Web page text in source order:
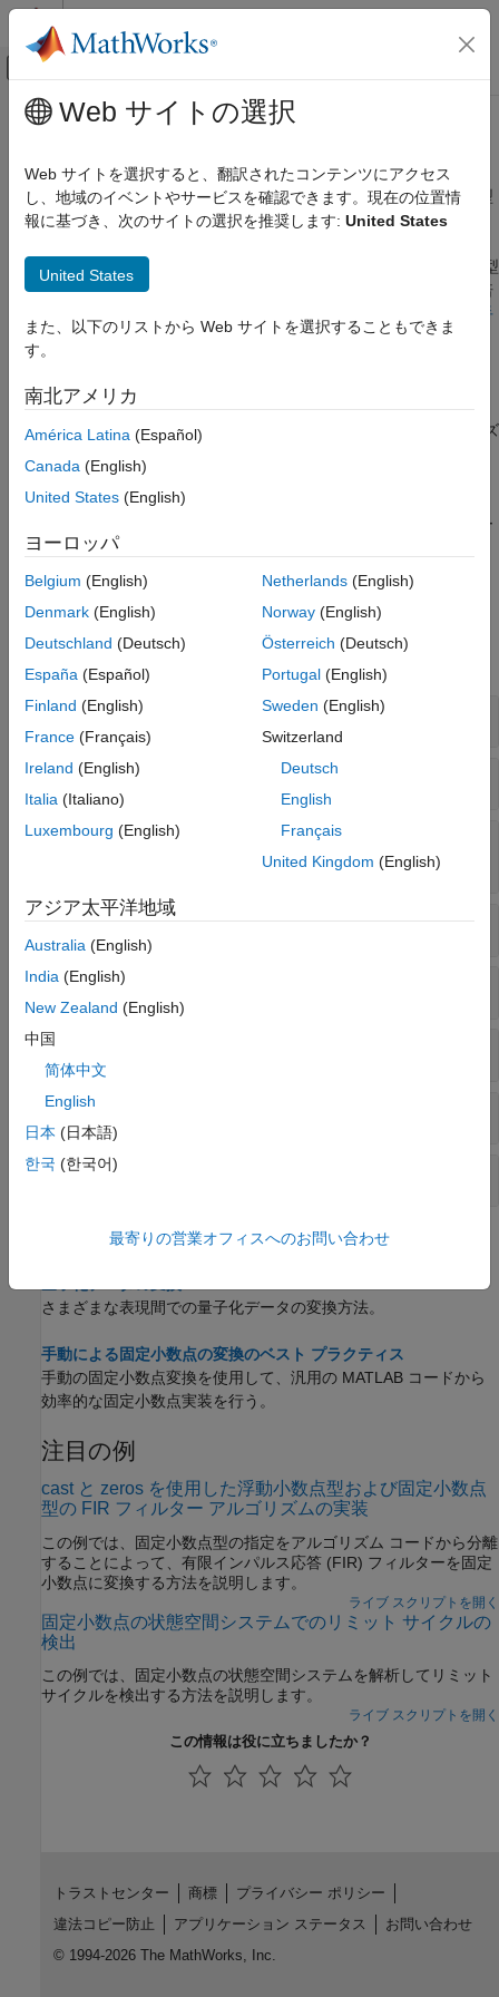
コンテンツへスキップ
オフキャンバス ナビゲーション メ
ドキュメンテーションのホーム
FPGA、ASIC、および SoC 開発
Fixed-Point Designer
固定小数点の指定
カテゴリ
成
データのキャストと量子化
固定小数点演算関数
プログラミングとデータ型のための関数
メインコンテンツ
データのキャストと量子化
固定小数点データ型と浮動小数点データ型への量子化、データ型
間のキャスト
eye 、および
を使用して、コア アルゴリズムをデータ型
の定義から分離します。これらの関数では、同じコードの中で倍
手
動による固定小数点の変換のベスト プラクティスで、汎用の
MATLAB
しています。
double を使用する完全精度の算術をシミュレートし、アルゴリズ
す。
任意の語長と指数部の長さをもつ浮動小数点データをシミュレー
トするには、
関数
型間のキャスト
数値データの量子化
quantizerオブジェクトを使用した double の量
quantizerオブジェクトのプロパティ
quantizer
quantizer
quantizer
トピック
さまざまな表現間での量子化データの変換方法。
手動による固定小数点の変換のベスト プラクティス
手動の固定小数点変換を使用して、汎用の MATLAB コードから
効率的な固定小数点実装を行う。
注目の例
cast と zeros を使用した浮動小数点型および固定小数点
型の FIR フィルター アルゴリズムの実装
この例では、固定小数点型の指定をアルゴリズム コードから分離
することによって、有限インパルス応答 (FIR) フィルターを固定
小数点に変換する方法を説明します。
ライブ スクリプトを開く
固定小数点の状態空間システムでのリミット サイクルの
検出
この例では、固定小数点の状態空間システムを解析してリミット
サイクルを検出する方法を説明します。
ライブ スクリプトを開く
この情報は役に立ちましたか？
Web サイトの選択
Web サイトを選択すると、翻訳されたコンテンツにアクセス
し、地域のイベントやサービスを確認できます。現在の位置情
報に基づき、次のサイトの選択を推奨します: United States
United States
また、以下のリストから Web サイトを選択することもできま
す。
南北アメリカ
América Latina (Español)
Canada (English)
United States (English)
ヨーロッパ
Belgium (English)
Denmark (English)
Deutschland (Deutsch)
España (Español)
Finland (English)
France (Français)
Ireland (English)
Italia (Italiano)
Luxembourg (English)
Netherlands(English)
Norway(English)
Österreich (Deutsch)
Portugal(English)
Sweden (English)
Switzerland
Deutsch
English
Français
United Kingdom (English)
アジア太平洋地域
Australia (English)
India (English)
New Zealand (English)
中国
简体中文
English
日本 (日本語)
한국 (한국어)
最寄りの営業オフィスへのお問い合わせ
トラストセンター 商標
プライバシー ポリシー
違法コピー防止
アプリケーション ステータス
お問い合わせ
© 1994-2026 The MathWorks, Inc.